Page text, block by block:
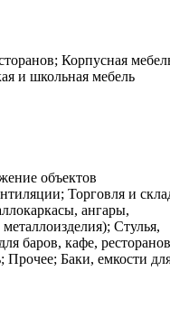
Корпусная
и школьная мебель
объектов
Торговля и
ангары,
Стулья,
баров, кафе,
Прочее; Баки, емкости